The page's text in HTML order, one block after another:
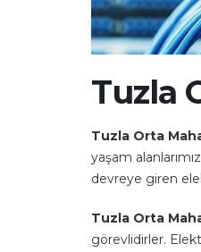
Tuzla
Tuzla Orta
yaşam
devreye giren
Tuzla Orta
görevlidirler.